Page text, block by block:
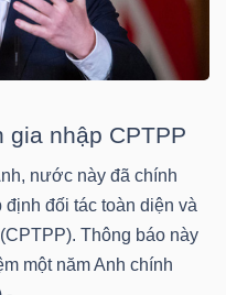
nhập CPTPP
nước này đã chính
đối tác toàn diện và
Thông báo này
một năm Anh chính